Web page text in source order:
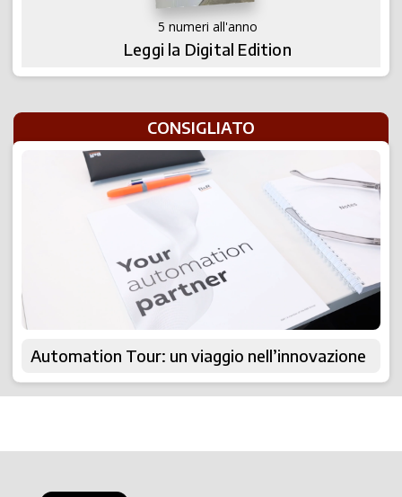
5 numeri all'anno
Leggi la Digital Edition
CONSIGLIATO
Automation Tour: un viaggio nell’innovazione